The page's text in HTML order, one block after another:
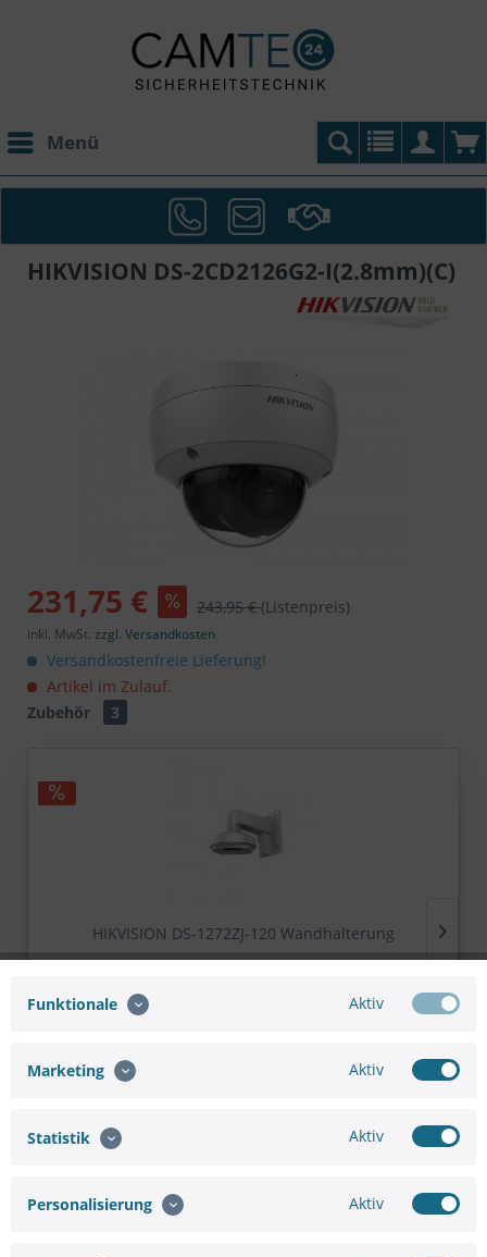
Menü
HIKVISION DS-2CD2126G2-I(2.8mm)(C)
231,75 € 243,95 €(Listenpreis)
inkl. MwSt. zzgl. Versandkosten
Versandkostenfreie Lieferung!
Artikel im Zulauf.
Zubehör
3
HIKVISION DS-1272ZJ-120 Wandhalterung
Funktionale Aktiv
Marketing Aktiv
Statistik Aktiv
Personalisierung Aktiv